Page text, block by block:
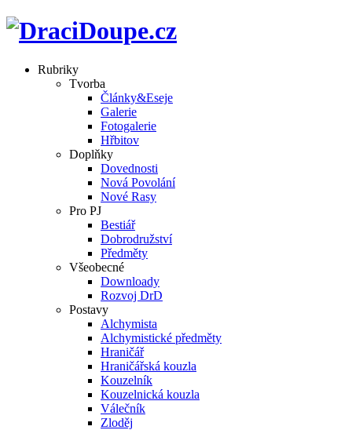
Rubriky
Tvorba
Články&Eseje
Galerie
Fotogalerie
Hřbitov
Doplňky
Dovednosti
Nová Povolání
Nové Rasy
Pro PJ
Bestiář
Dobrodružství
Předměty
Všeobecné
Downloady
Rozvoj DrD
Postavy
Alchymista
Alchymistické předměty
Hraničář
Hraničářská kouzla
Kouzelník
Kouzelnická kouzla
Válečník
Zloděj